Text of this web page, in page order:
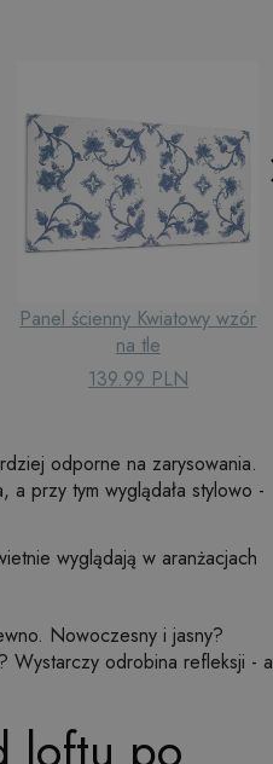
Panel ścienny Kwiatowy wzór
na tle
139.99 PLN
odporne na zarysowania.
a przy tym wyglądała stylowo -
wyglądają w aranżacjach
Nowoczesny i jasny?
Wystarczy odrobina refleksji - a